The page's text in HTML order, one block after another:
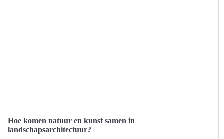
Hoe komen natuur en kunst samen in
landschapsarchitectuur?